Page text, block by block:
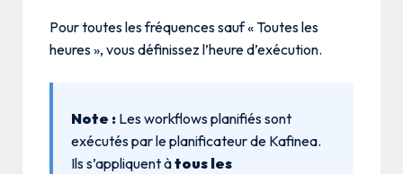
Pour toutes les fréquences sauf « Toutes les
heures », vous définissez l’heure d’exécution.
Note : Les workflows planifiés sont
exécutés par le planificateur de Kafinea.
Ils s’appliquent àtous les